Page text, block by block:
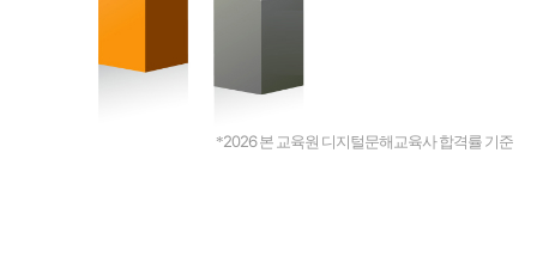
*2026본 교육원 디지털문해교육사 합격률 기준